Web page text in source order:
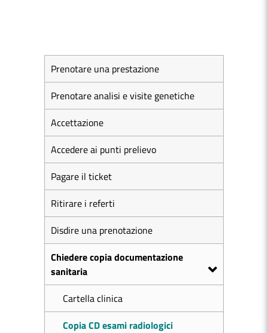
Prenotare una prestazione
Prenotare analisi e visite genetiche
Accettazione
Accedere ai punti prelievo
Pagare il ticket
Ritirare i referti
Disdire una prenotazione
Chiedere copia documentazione
sanitaria
Cartella clinica
Copia CD esami radiologici